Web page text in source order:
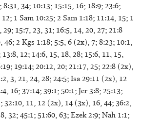
34; 10:13; 15:15, 16; 18:9; 23:6;
1 Sam 10:25; 2 Sam 1:18; 11:14, 15; 1
15:7, 23, 31; 16:5, 14, 20, 27; 21:8
46; 2 Kgs 1:18; 5:5, 6 (2x), 7; 8:23; 10:1,
12; 14:6, 15, 18, 28; 15:6, 11, 15,
19:14; 20:12, 20; 21:17, 25; 22:8 (2x),
3, 21, 24, 28; 24:5; Isa 29:11 (2x), 12
16; 37:14; 39:1; 50:1; Jer 3:8; 25:13;
32:10, 11, 12 (2x), 14 (3x), 16, 44; 36:2,
32; 45:1; 51:60, 63; Ezek 2:9; Nah 1:1;